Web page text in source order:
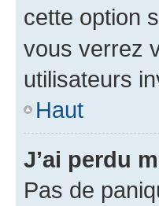
cette option
vous verrez
utilisateurs
Haut
J’ai perdu
Pas de